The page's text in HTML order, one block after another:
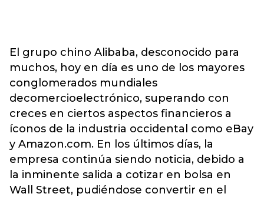
El grupo chino Alibaba, desconocido para
muchos, hoy en día es uno de los mayores
conglomerados mundiales
decomercioelectrónico, superando con
creces en ciertos aspectos financieros a
íconos de la industria occidental como eBay
y Amazon.com. En los últimos días, la
empresa continúa siendo noticia, debido a
la inminente salida a cotizar en bolsa en
Wall Street, pudiéndose convertir en el